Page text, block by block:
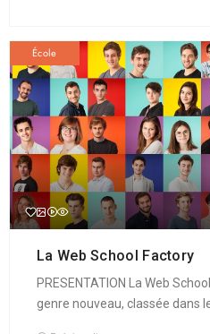
École
La Web School Factory
PRESENTATION La Web
genre nouveau, classée dans